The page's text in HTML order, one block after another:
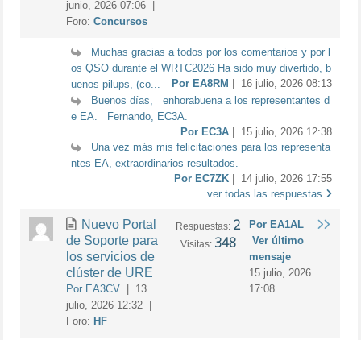
junio, 2026 07:06 |
Foro:Concursos
Muchas gracias a todos por los comentarios y por l
os QSO durante el WRTC2026 Ha sido muy divertido, b
uenos pilups, (co...
Por EA8RM
| 16 julio, 2026 08:13
Buenos días, enhorabuena a los representantes d
e EA. Fernando, EC3A.
Por EC3A | 15 julio, 2026 12:38
Una vez más mis felicitaciones para los representa
ntes EA, extraordinarios resultados.
Por EC7ZK | 14 julio, 2026 17:55
ver todas las respuestas
Nuevo Portal
de Soporte para
los servicios de
clúster de URE
Por EA3CV | 13
julio, 2026 12:32 |
Foro: HF
Respuestas: 2
Visitas: 348
Por EA1AL
Ver último
mensaje
15 julio, 2026
17:08